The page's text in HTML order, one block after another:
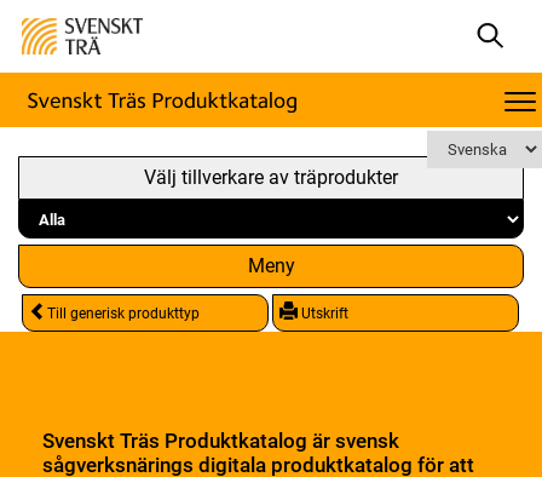
Välj tillverkare av träprodukter
Meny
Till generisk produkttyp Utskrift
Svenskt Träs Produktkatalog är svensk
sågverksnärings digitala produktkatalog för att